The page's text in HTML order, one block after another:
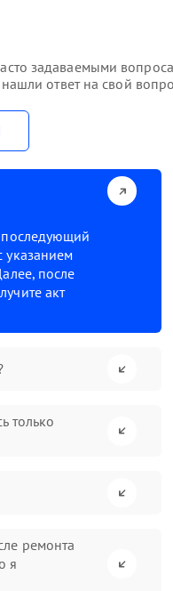
задаваемыми
ответ на свой
последующий
указанием
после
акт
только
ремонта
я